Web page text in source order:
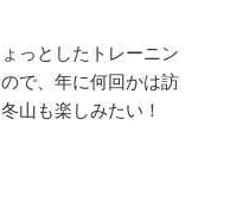
っとしたトレーニン
で、年に何回かは訪
山も楽しみたい！